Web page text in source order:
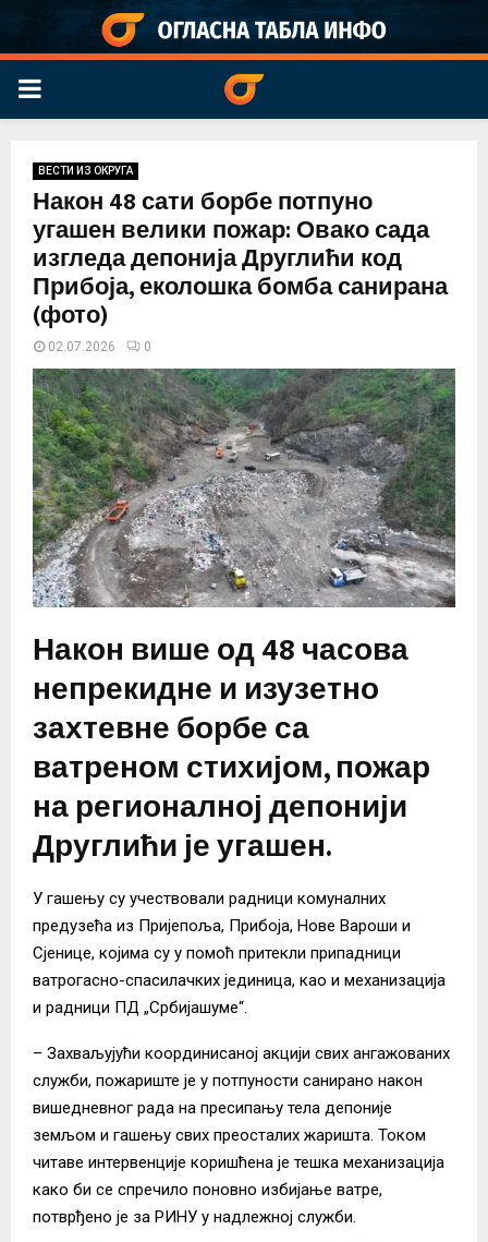
PRIMARY
ВЕСТИ ИЗ ОКРУГА
Након 48 сати борбе потпуно
угашен велики пожар: Овако сада
изгледа депонија Друглићи код
Прибоја, еколошка бомба санирана
(фото)
02.07.2026 0
Након више од 48 часова
непрекидне и изузетно
захтевне борбе са
ватреном стихијом, пожар
на регионалној депонији
Друглићи је угашен.
У гашењу су учествовали радници комуналних
предузећа из Пријепоља, Прибоја, Нове Вароши и
Сјенице, којима су у помоћ притекли припадници
ватрогасно-спасилачких јединица, као и механизација
и радници ПД „Србијашуме“.
– Захваљујући координисаној акцији свих ангажованих
служби, пожариште је у потпуности санирано након
вишедневног рада на пресипању тела депоније
земљом и гашењу свих преосталих жаришта. Током
читаве интервенције коришћена је тешка механизација
како би се спречило поновно избијање ватре,
потврђено је за РИНУ у надлежној служби.